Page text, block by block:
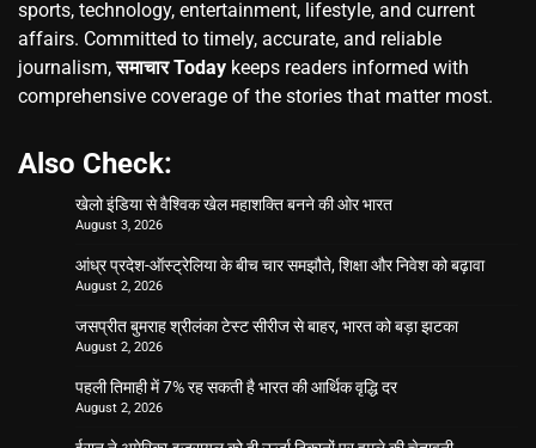
sports, technology, entertainment, lifestyle, and current
affairs. Committed to timely, accurate, and reliable
journalism,समाचार Today keeps readers informed with
comprehensive coverage of the stories that matter most.
Also Check:
खेलो इंडिया से वैश्विक खेल महाशक्ति बनने की ओर भारत
August 3, 2026
आंध्र प्रदेश-ऑस्ट्रेलिया के बीच चार समझौते, शिक्षा और निवेश को बढ़ावा
August 2, 2026
जसप्रीत बुमराह श्रीलंका टेस्ट सीरीज से बाहर, भारत को बड़ा झटका
August 2, 2026
पहली तिमाही में 7% रह सकती है भारत की आर्थिक वृद्धि दर
August 2, 2026